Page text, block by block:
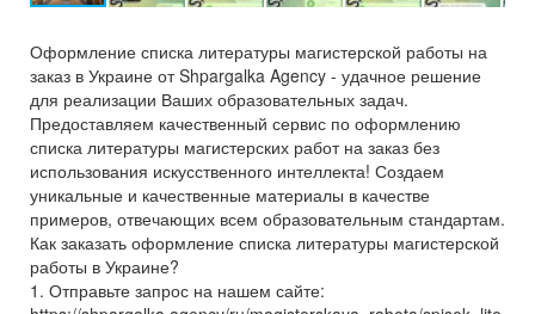
Оформление списка литературы магистерской работы на
заказ в Украине от Shpargalka Agency - удачное решение
для реализации Ваших образовательных задач.
Предоставляем качественный сервис по оформлению
списка литературы магистерских работ на заказ без
использования искусственного интеллекта! Создаем
уникальные и качественные материалы в качестве
примеров, отвечающих всем образовательным стандартам.
Как заказать оформление списка литературы магистерской
работы в Украине?
1. Отправьте запрос на нашем сайте: